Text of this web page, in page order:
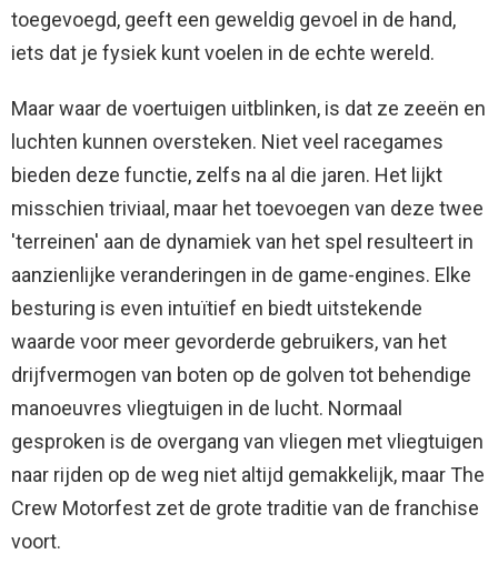
toegevoegd, geeft een geweldig gevoel in de hand,
iets dat je fysiek kunt voelen in de echte wereld.
Maar waar de voertuigen uitblinken, is dat ze zeeën en
luchten kunnen oversteken. Niet veel racegames
bieden deze functie, zelfs na al die jaren. Het lijkt
misschien triviaal, maar het toevoegen van deze twee
'terreinen' aan de dynamiek van het spel resulteert in
aanzienlijke veranderingen in de game-engines. Elke
besturing is even intuïtief en biedt uitstekende
waarde voor meer gevorderde gebruikers, van het
drijfvermogen van boten op de golven tot behendige
manoeuvres vliegtuigen in de lucht. Normaal
gesproken is de overgang van vliegen met vliegtuigen
naar rijden op de weg niet altijd gemakkelijk, maar The
Crew Motorfest zet de grote traditie van de franchise
voort.